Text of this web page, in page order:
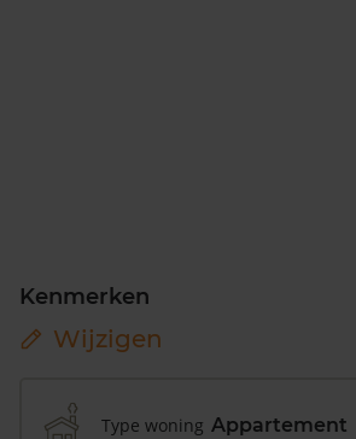
Kenmerken
Wijzigen
Type woning Appartement